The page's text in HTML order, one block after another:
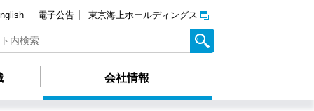
電子公告 東京海上ホールディングス
会社情報